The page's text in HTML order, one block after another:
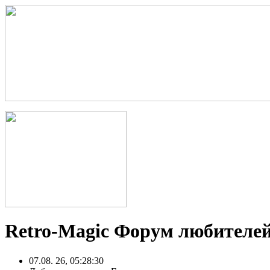
Retro-Magic Форум
07.08. 26, 05:28:30